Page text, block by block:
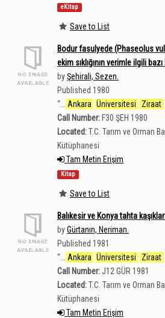
eKitap
Save to List
Bodur fasulyede (Phaseolus
ekim sıklığının verimle ilgili
byŞehirali, Sezen.
Published 1980
“
Ankara Üniversitesi Ziraat
Call Number: F30 ŞEH 1980
Located:T.C. Tarım ve Orman
Kütüphanesi
Tam Metin Erişim
Kitap
Save to List
Balıkesir ve Konya tahta
byGürtanın, Neriman.
Published 1981
“
Ankara Üniversitesi Ziraat
Call Number:J12 GÜR 1981
Located:T.C. Tarım ve Orman
Kütüphanesi
Tam Metin Erişim